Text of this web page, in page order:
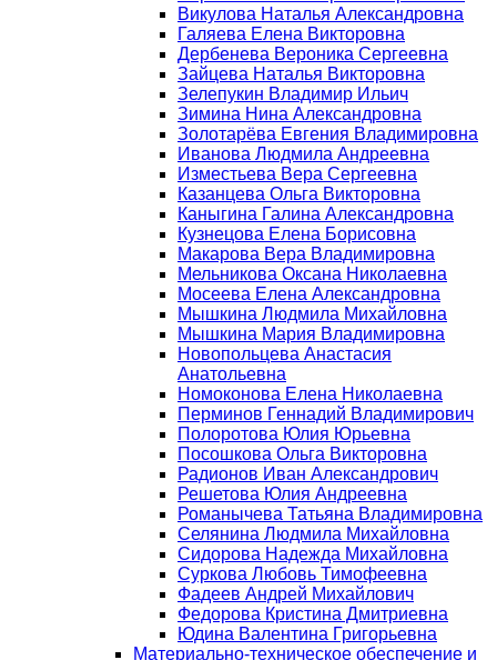
Викулова Наталья Александровна
Галяева Елена Викторовна
Дербенева Вероника Сергеевна
Зайцева Наталья Викторовна
Зелепукин Владимир Ильич
Зимина Нина Александровна
Золотарёва Евгения Владимировна
Иванова Людмила Андреевна
Изместьева Вера Сергеевна
Казанцева Ольга Викторовна
Каныгина Галина Александровна
Кузнецова Елена Борисовна
Макарова Вера Владимировна
Мельникова Оксана Николаевна
Мосеева Елена Александровна
Мышкина Людмила Михайловна
Мышкина Мария Владимировна
Новопольцева Анастасия
Анатольевна
Номоконова Елена Николаевна
Перминов Геннадий Владимирович
Полоротова Юлия Юрьевна
Посошкова Ольга Викторовна
Радионов Иван Александрович
Решетова Юлия Андреевна
Романычева Татьяна Владимировна
Селянина Людмила Михайловна
Сидорова Надежда Михайловна
Суркова Любовь Тимофеевна
Фадеев Андрей Михайлович
Федорова Кристина Дмитриевна
Юдина Валентина Григорьевна
Материально-техническое обеспечение и